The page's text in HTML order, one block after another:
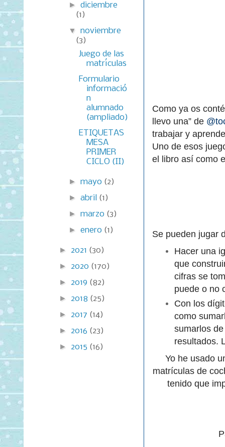
Como ya os
llevo una” de
trabajar y
Uno de esos
el libro así como
Se pueden jugar
Hacer una
que
cifras se
puede o no
Con los
como
sumarlos
resultados.
Yo he usado
matrículas de
tenido que
►diciembre
(1)
▼noviembre
(3)
Juego de las
matrículas
Formulario
informació
n
alumnado
(ampliado)
ETIQUETAS
MESA
PRIMER
CICLO (II)
►mayo (2)
►abril (1)
►marzo (3)
►enero (1)
► 2021 (30)
► 2020 (170)
► 2019 (82)
► 2018 (25)
► 2017 (14)
► 2016 (23)
► 2015 (16)